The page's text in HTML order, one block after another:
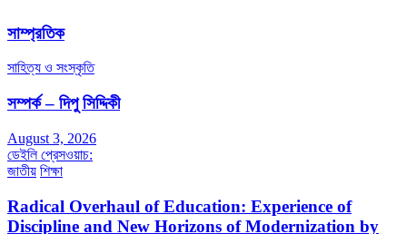
সাম্প্রতিক
সাহিত্য ও সংস্কৃতি
সম্পর্ক – দিপু সিদ্দিকী
August 3, 2026
ডেইলি প্রেসওয়াচ:
জাতীয় শিক্ষা
Radical Overhaul of Education: Experience of
Discipline and New Horizons of Modernization by